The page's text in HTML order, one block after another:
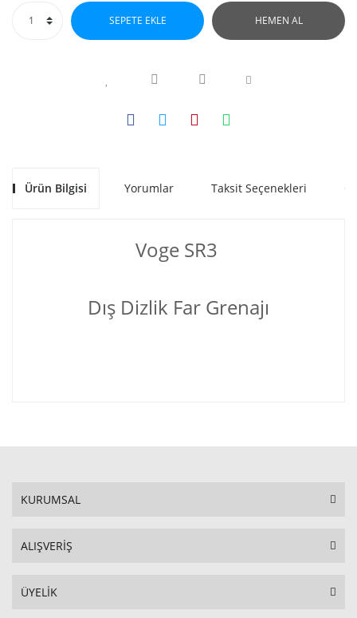
SEPETE EKLE HEMEN AL
Ürün Bilgisi Yorumlar Taksit Seçenekleri
Voge SR3
Dış Dizlik Far Grenajı
KURUMSAL
ALIŞVERİŞ
ÜYELİK